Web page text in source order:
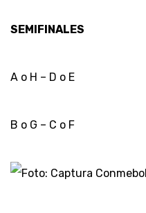
SEMIFINALES
A o H – D o E
B o G – C o F